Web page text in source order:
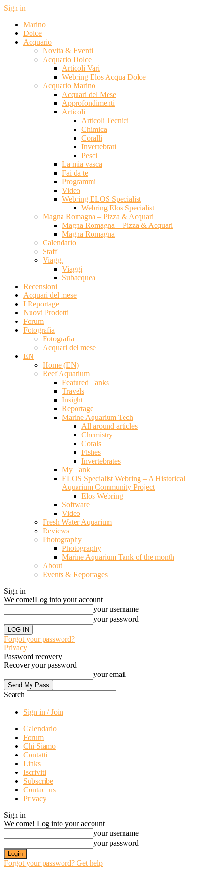
Sign in
Marino
Dolce
Acquario
Novità & Eventi
Acquario Dolce
Articoli Vari
Webring Elos Acqua Dolce
Acquario Marino
Acquari del Mese
Approfondimenti
Articoli
Articoli Tecnici
Chimica
Coralli
Invertebrati
Pesci
La mia vasca
Fai da te
Programmi
Video
Webring ELOS Specialist
Webring Elos Specialist
Magna Romagna – Pizza & Acquari
Magna Romagna – Pizza & Acquari
Magna Romagna
Calendario
Staff
Viaggi
Viaggi
Subacquea
Recensioni
Acquari del mese
I Reportage
Nuovi Prodotti
Forum
Fotografia
Fotografia
Acquari del mese
EN
Home (EN)
Reef Aquarium
Featured Tanks
Travels
Insight
Reportage
Marine Aquarium Tech
All around articles
Chemistry
Corals
Fishes
Invertebrates
My Tank
ELOS Specialist Webring – A Historical
Aquarium Community Project
Elos Webring
Software
Video
Fresh Water Aquarium
Reviews
Photography
Photography
Marine Aquarium Tank of the month
About
Events & Reportages
Sign in
Welcome!Log into your account
your username
your password
Forgot your password?
Privacy
Password recovery
Recover your password
your email
Search
Sign in / Join
Calendario
Forum
Chi Siamo
Contatti
Links
Iscriviti
Subscribe
Contact us
Privacy
Sign in
Welcome! Log into your account
your username
your password
Forgot your password? Get help